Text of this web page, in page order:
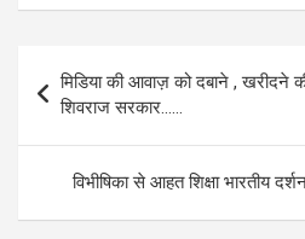
ce
b
o
o
k
at
A
p
p
ail
e
Post
navigation
मिडिया की आवाज़ को दबाने , खरीदने
शिवराज सरकार……
विभीषिका से आहत शिक्षा भारतीय